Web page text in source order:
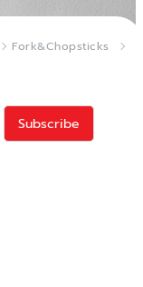
Fork&Chopsticks
Subscribe